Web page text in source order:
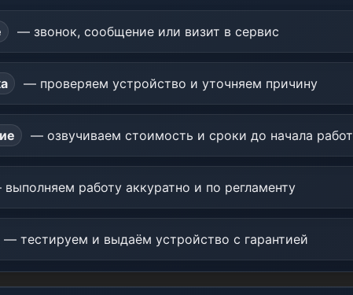
— звонок, сообщение или визит в сервис
— проверяем устройство и уточняем причину
— озвучиваем стоимость и сроки до начала работ
работу аккуратно и по регламенту
— тестируем и выдаём устройство с гарантией